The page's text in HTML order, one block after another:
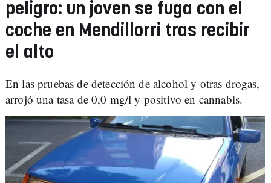
peligro: un joven se fuga con el
coche en Mendillorri tras recibir
el alto
En las pruebas de detección de alcohol y otras drogas,
arrojó una tasa de 0,0 mg/l y positivo en cannabis.